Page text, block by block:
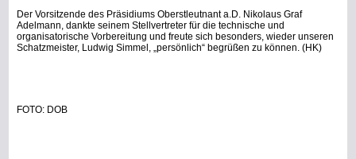
Der Vorsitzende des Präsidiums Oberstleutnant a.D. Nikolaus Graf
Adelmann, dankte seinem Stellvertreter für die technische und
organisatorische Vorbereitung und freute sich besonders, wieder unseren
Schatzmeister, Ludwig Simmel, „persönlich“ begrüßen zu können. (HK)
FOTO: DOB